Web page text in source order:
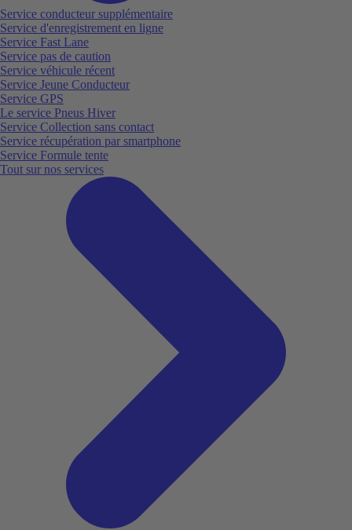
Service conducteur supplémentaire
Service d'enregistrement en ligne
Service Fast Lane
Service pas de caution
Service véhicule récent
Service Jeune Conducteur
Service GPS
Le service Pneus Hiver
Service Collection sans contact
Service récupération par smartphone
Service Formule tente
Tout sur nos services